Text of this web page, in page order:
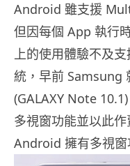
Android 雖支援
但因每個 App 執行
上的使用體驗不及
統，早前 Samsung
(GALAXY Note
多視窗功能並以此
Android 擁有多視窗